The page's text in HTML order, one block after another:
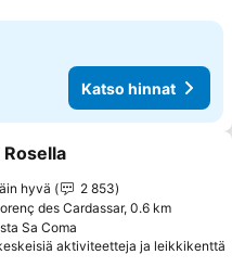
Katso hinnat
suosikkeihin
hyvä
2 853
des Cardassar, 0.6 km
Sa Coma
aktiviteetteja ja leikkikenttä